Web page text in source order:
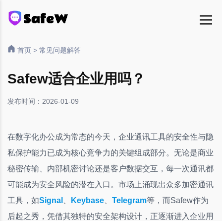
首页 > 常见问题解答
Safew适合企业用吗？
发布时间：2026-01-09
在数字化办公成为常态的今天，企业通讯工具的安全性与隐
私保护能力已成为核心竞争力的关键组成部分。无论是商业
秘密传输、内部机密讨论还是客户数据交互，每一次通讯都
可能成为安全风险的潜在入口。市场上涌现出众多加密通讯
工具，如Signal Keybase Telegram等，而Safew作为
后起之秀，凭借其独特的安全架构设计，正逐渐进入企业用